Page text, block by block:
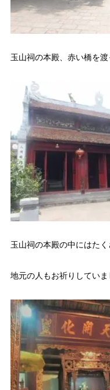
玉山祠の本殿、赤い橋を渡
玉山祠の本殿の中にはた
地元の人もお祈りしていま